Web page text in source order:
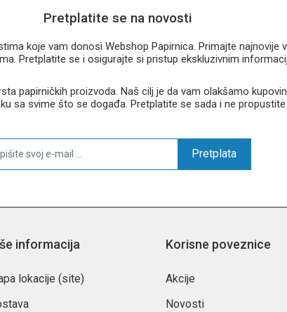
Pretplatite se na novosti
koje vam donosi Webshop Papirnica. Primajte najnovije
Pretplatite se i osigurajte si pristup ekskluzivnim
papirničkih proizvoda. Naš cilj je da vam olakšamo
sa svime što se događa. Pretplatite se sada i ne
Pretplata
informacija
lokacije (site)
Korisne poveznice
Akcije
Novosti